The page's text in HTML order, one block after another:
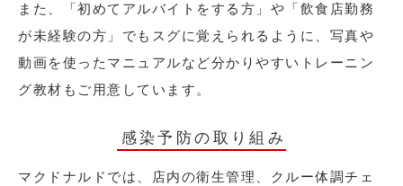
また、「初めてアルバイトをする方」や「飲食店勤務
が未経験の方」でもスグに覚えられるように、写真や
動画を使ったマニュアルなど分かりやすいトレーニン
グ教材もご用意しています。
感染予防の取り組み
マクドナルドでは、店内の衛生管理、クルー体調チェ